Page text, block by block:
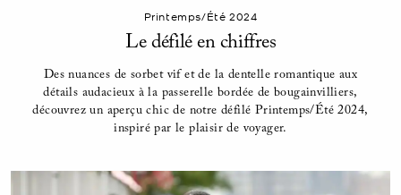
Printemps/Été 2024
Le défilé en chiffres
Des nuances de sorbet vif et de la dentelle romantique aux
détails audacieux à la passerelle bordée de bougainvilliers,
découvrez un aperçu chic de notre défilé Printemps/Été 2024,
inspiré par le plaisir de voyager.